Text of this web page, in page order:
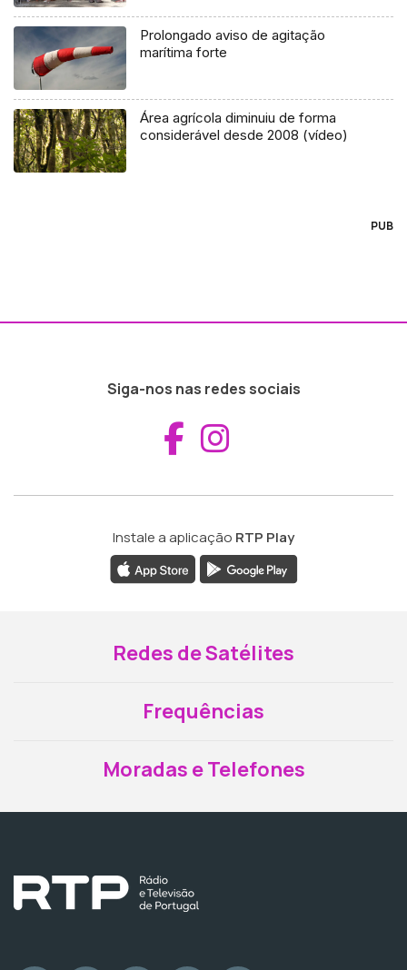
Prolongado aviso de agitação
marítima forte
Área agrícola diminuiu de forma
considerável desde 2008 (vídeo)
PUB
Siga-nos nas redes sociais
Aceder ao
Instale a aplicação RTP Play
Redes de Satélites
Frequências
Moradas e Telefones